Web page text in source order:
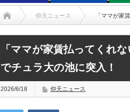
ース
仰天ニュース 「ママが家
「ママが家賃払ってくれ
でチュラ大の池に突入！
2026/6/18 仰天ニュース